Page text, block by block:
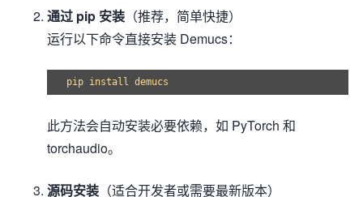
通过 pip 安装 （推荐，简单快捷）
运行以下命令直接安装 Demucs：
此方法会自动安装必要依赖，如 PyTorch 和
torchaudio。
源码安装 （适合开发者或需要最新版本）